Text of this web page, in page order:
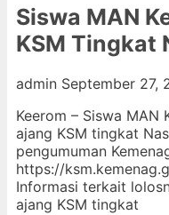
Siswa MAN
KSM Tingkat
admin September 27,
Keerom – Siswa MAN
ajang KSM tingkat
pengumuman
https://
Informasi terkait
ajang KSM tingkat